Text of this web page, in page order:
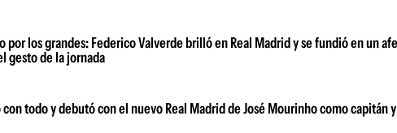
por los grandes: Federico Valverde brilló en Real Madrid y se fundió en un
gesto de la jornada
todo y debutó con el nuevo Real Madrid de José Mourinho como capitán